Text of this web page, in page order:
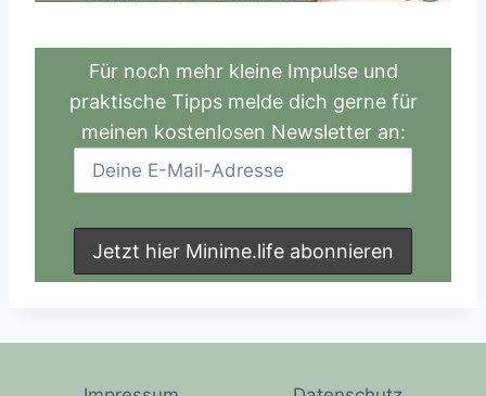
Für noch mehr kleine Impulse und
praktische Tipps melde dich gerne für
meinen kostenlosen Newsletter an: